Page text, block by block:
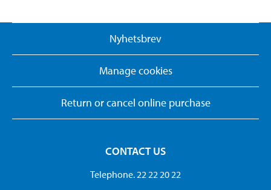
Nyhetsbrev
Manage cookies
Return or cancel online purchase
CONTACT US
Telephone. 22 22 20 22